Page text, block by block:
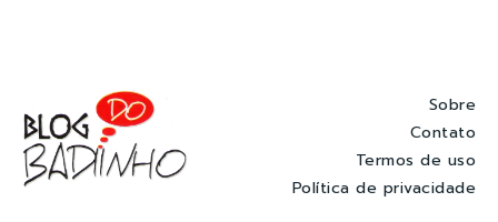
Sobre
Contato
Termos de uso
Política de privacidade